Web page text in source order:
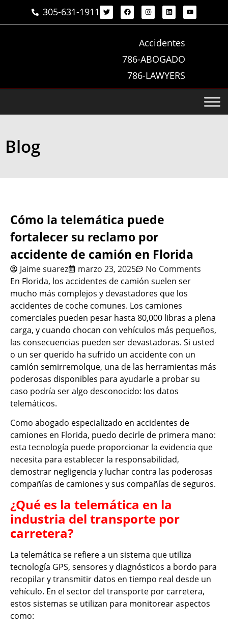
305-631-1911
Accidentes
786-ABOGADO
786-LAWYERS
Blog
Cómo la telemática puede
fortalecer su reclamo por
accidente de camión en Florida
Jaime suarez marzo 23, 2025
No Comments
En Florida, los accidentes de camión suelen ser
mucho más complejos y devastadores que los
accidentes de coche comunes. Los camiones
comerciales pueden pesar hasta 80,000 libras a plena
carga, y cuando chocan con vehículos más pequeños,
las consecuencias pueden ser devastadoras. Si usted
o un ser querido ha sufrido un accidente con un
camión semirremolque, una de las herramientas más
poderosas disponibles para ayudarle a probar su
caso podría ser algo desconocido: los datos
telemáticos.
Como abogado especializado en accidentes de
camiones en Florida, puedo decirle de primera mano:
esta tecnología puede proporcionar la evidencia que
necesita para establecer la responsabilidad,
demostrar negligencia y luchar contra las poderosas
compañías de camiones y sus compañías de seguros.
¿Qué es la telemática en la
industria del transporte por
carretera?
La telemática se refiere a un sistema que utiliza
tecnología GPS, sensores y diagnósticos a bordo para
recopilar y transmitir datos en tiempo real desde un
vehículo. En el sector del transporte por carretera,
estos sistemas se utilizan para monitorear aspectos
como: